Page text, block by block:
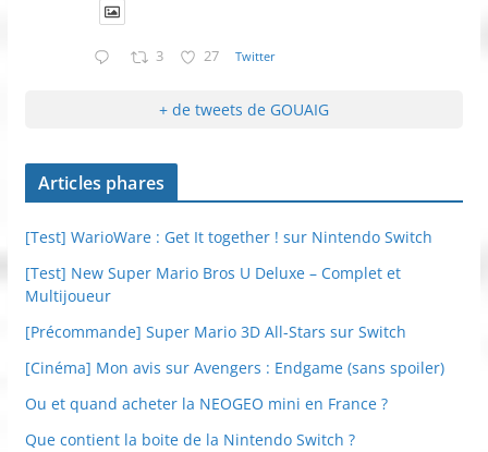
3 27 Twitter
+ de tweets de GOUAIG
Articles phares
[Test] WarioWare : Get It together ! sur Nintendo Switch
[Test] New Super Mario Bros U Deluxe – Complet et
Multijoueur
[Précommande] Super Mario 3D All-Stars sur Switch
[Cinéma] Mon avis sur Avengers : Endgame (sans spoiler)
Ou et quand acheter la NEOGEO mini en France ?
Que contient la boite de la Nintendo Switch ?